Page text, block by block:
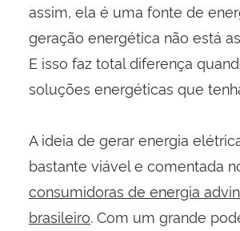
assim, ela é uma fonte de
geração energética não está
E isso faz total diferença
soluções energéticas que
A ideia de gerar energia
bastante viável e comentada
consumidoras de energia
brasileiro. Com um grande